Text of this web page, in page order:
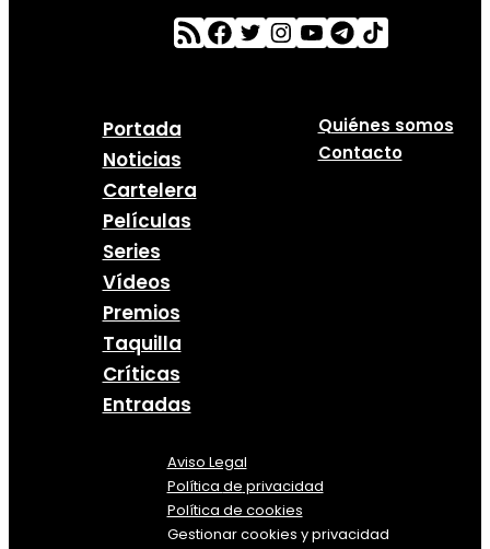
Portada
Noticias
Cartelera
Películas
Series
Vídeos
Premios
Taquilla
Críticas
Entradas
Quiénes somos
Contacto
Aviso Legal
Política de privacidad
Política de cookies
Gestionar cookies y privacidad